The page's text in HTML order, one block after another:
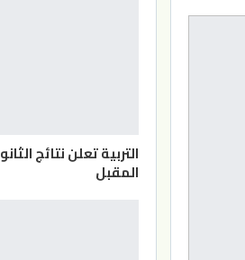
التربية تعلن نتائج
المقبل